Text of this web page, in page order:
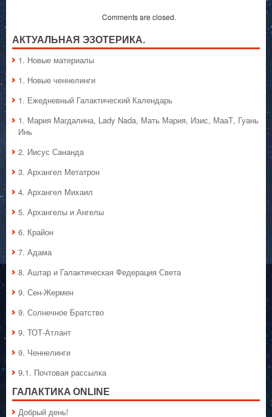
Comments are closed.
АКТУАЛЬНАЯ ЭЗОТЕРИКА.
1. Hовые материалы
1. Hовые ченнелинги
1. Ежедневный Галактический Календарь
1. Мария Магдалина, Lady Nada, Мать Мария, Изис, МааТ, Гуань
Инь
2. Иисус Сананда
3. Архангел Метатрон
4. Архангел Михаил
5. Архангелы и Ангелы
6. Крайон
7. Адама
8. Аштар и Галактическая Федерация Света
9. Сен-Жермен
9. Солнечное Братство
9. ТОТ-Атлант
9. Ченнелинги
9.1. Почтовая рассылка
ГАЛАКТИКA ONLINE
Добрый день!